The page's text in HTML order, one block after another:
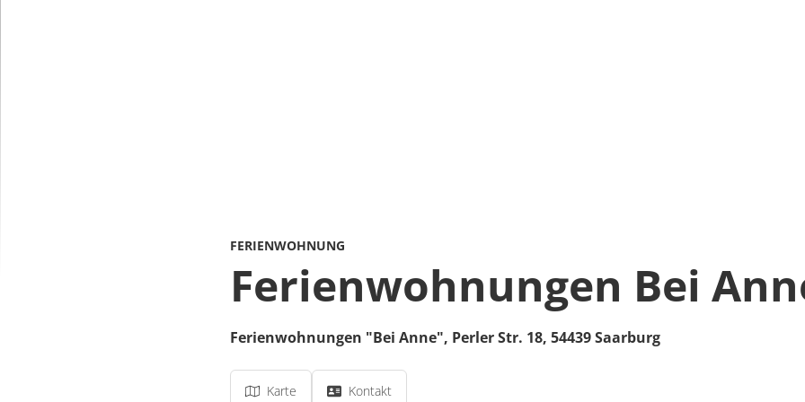
FERIENWOHNUNG
Ferienwohnungen Bei
Ferienwohnungen "Bei Anne", Perler Str. 18, 54439Saarburg
Karte Kontakt